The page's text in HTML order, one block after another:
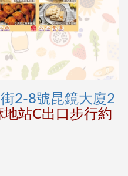
2-8號昆鏡大廈2
地站C出口步行約